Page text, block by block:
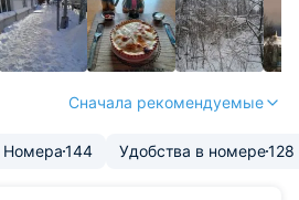
Сначала рекомендуемые
Номера144 Удобства в номере128